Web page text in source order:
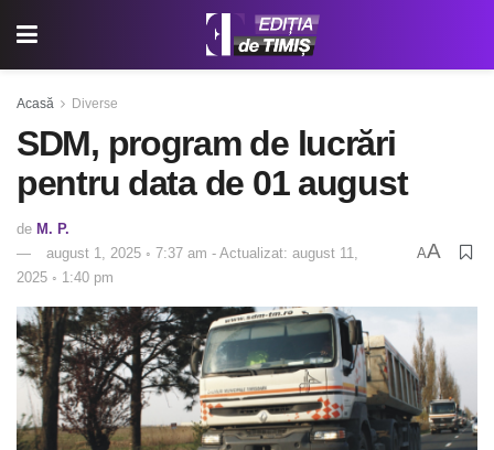
Acasă Diverse
SDM, program de lucrări
pentru data de 01 august
de M. P.
august 1, 2025 ◦ 7:37 am - Actualizat: august 11,
2025 ◦ 1:40 pm
AA